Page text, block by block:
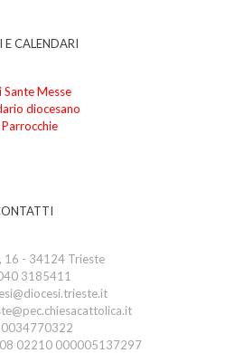
E CALENDARI
Sante Messe
diocesano
Parrocchie
16 - 34124 Trieste
3185411
02210 000005137297